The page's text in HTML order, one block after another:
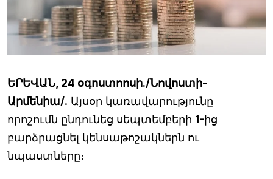
ԵՐԵՎԱՆ, 24 օգոստոոսի./Նովոստի-
Արմենիա/. Այսօր կառավարությունը
որոշումն ընդունեց սեպտեմբերի 1-ից
բարձրացնել կենսաթոշակներն ու
նպաստները։